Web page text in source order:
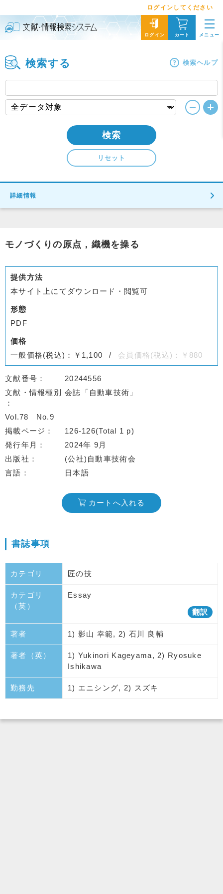
ログインしてください
ログイン カート メニュー
検索する 検索ヘルプ
検索
リセット
詳細情報
モノづくりの原点，織機を操る
提供方法
本サイト上にてダウンロード・閲覧可
形態
PDF
価格
一般価格(税込)：￥1,100
会員価格(税込)：￥880
文献番号
20244556
文献・情報種別
会誌「自動車技術」
Vol.78
No.9
掲載ページ
126-126(Total 1 p)
発行年月
2024年 9月
出版社
(公社)自動車技術会
言語
日本語
カートへ入れる
書誌事項
カテゴリ 匠の技
カテゴリ
（英）
Essay
翻訳
著者 1) 影山 幸範, 2) 石川 良輔
著者（英）
1) Yukinori Kageyama, 2) Ryosuke
Ishikawa
勤務先 1) エニシング, 2) スズキ